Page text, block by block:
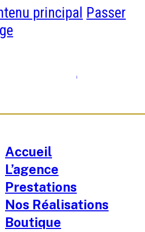
principal Passer
0
Accueil
L’agence
Prestations
Nos Réalisations
Boutique